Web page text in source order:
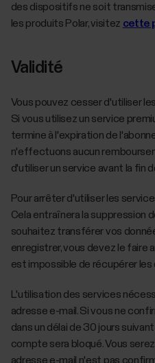
des dispositifs ne soit
les produits Polar, visitez cette
Validité
Vous pouvez cesser d'utiliser
Si vous utilisez un service
termine à l'expiration de
n'effectuons aucun
d'utiliser un service avant la fin
Pour arrêter d'utiliser les
Cela entraînera la suppression
souhaitez transférer vos
enregistrer, vous devez le faire
est impossible de récupérer les
L'utilisation des services
adresse e-mail. Si vous ne
dans un délai de 30 jours
compte sera bloqué. Vous
adresse e-mail n'est pas